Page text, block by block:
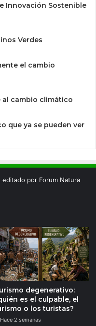
Innovación Sostenible
Verdes
el cambio
al cambio climático
que ya se pueden ver
editado por Forum Natura
degenerativo:
es el culpable, el
o los turistas?
Hace 2 semanas